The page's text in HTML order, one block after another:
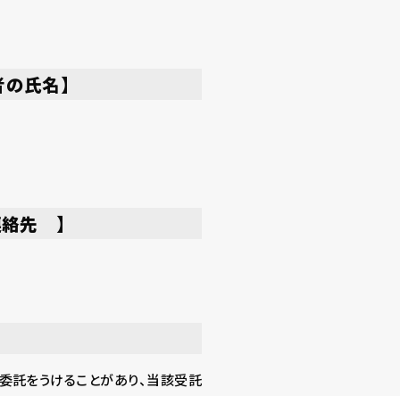
氏名】
先 】
託をうけることがあり、当該受託